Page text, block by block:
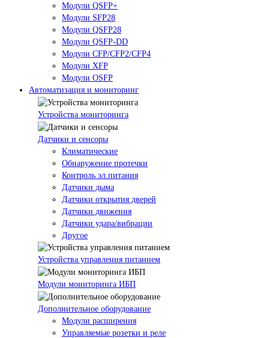
Модули QSFP+
Модули SFP28
Модули QSFP28
Модули QSFP-DD
Модули CFP/CFP2/CFP4
Модули XFP
Модули OSFP
Автоматизация и мониторинг
Устройства мониторинга
Датчики и сенсоры
Климатические
Обнаружение протечки
Контроль эл.питания
Датчики дыма
Датчики открытия дверей
Датчики движения
Датчики удара/вибрации
Другое
Устройства управления питанием
Модули мониторинга ИБП
Дополнительное оборудование
Модули расширения
Управляемые розетки и реле